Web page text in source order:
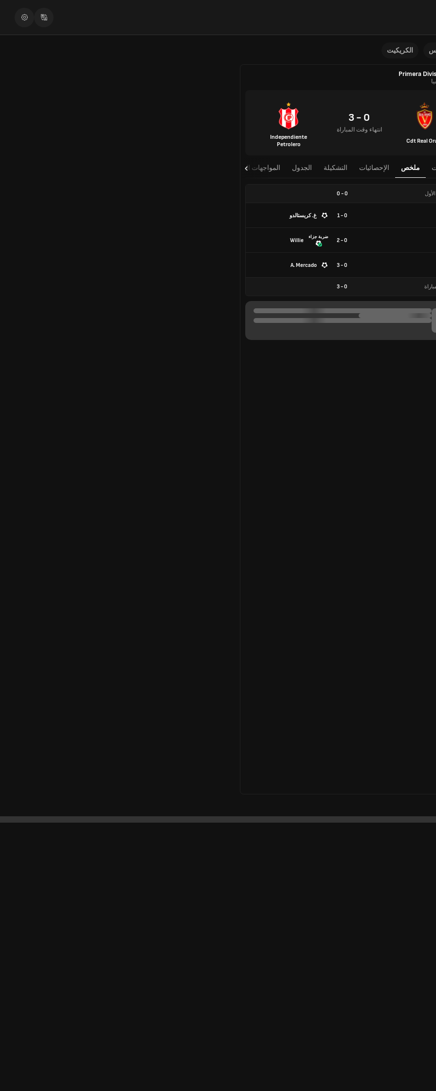
الكريكيت
Primera
Cdt Real
0 - 3
انتهاء وقت المباراة
Independiente
Petrolero
ملخص الإحصائيات التشكيلة الجدول المواجهات المباشرة
0
-
0
0 - 1 غ. كريستالدو
0 - 2
ضربة جزاء
Willie
0 - 3
A. Mercado
0
-
3